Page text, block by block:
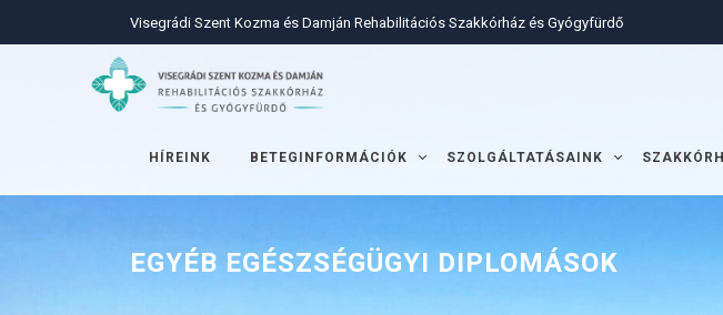
Visegrádi Szent Kozma és Damján Rehabilitációs Szakkórház és Gyógyfürdő
HÍREINK BETEGINFORMÁCIÓK SZOLGÁLTATÁSAINK
EGYÉB EGÉSZSÉGÜGYI DIPLOMÁSOK